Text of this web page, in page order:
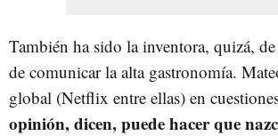
También ha sido la inventora, quizá,
de comunicar la alta gastronomía.
global (Netflix entre ellas) en
opinión, dicen, puede hacer que